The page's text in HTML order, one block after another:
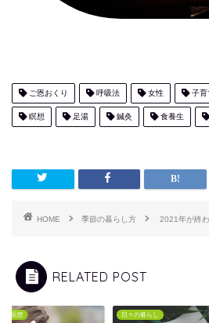
ご恩おくり 呼吸法 女性 子育
瞑想 足湯 鍼灸 食養生
HOME 季節の暮らし方 2021年が終
RELATED POST
と瞑想 日々の暮らし